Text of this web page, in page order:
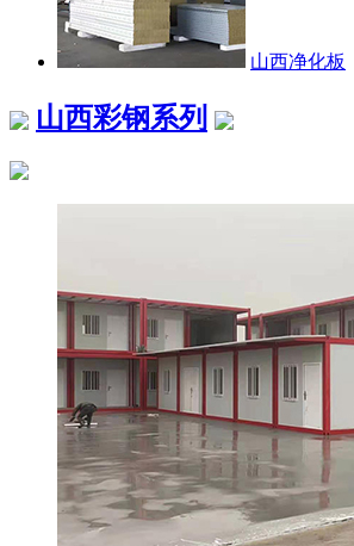
山西净化板
山西彩钢系列